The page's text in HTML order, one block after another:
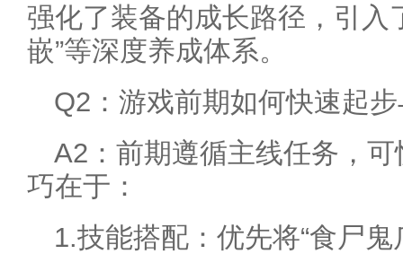
强化了装备的成长路径，引入
嵌”等深度养成体系。
Q2：游戏前期如何快速起
A2：前期遵循主线任务，
巧在于：
1.技能搭配：优先将“食尸